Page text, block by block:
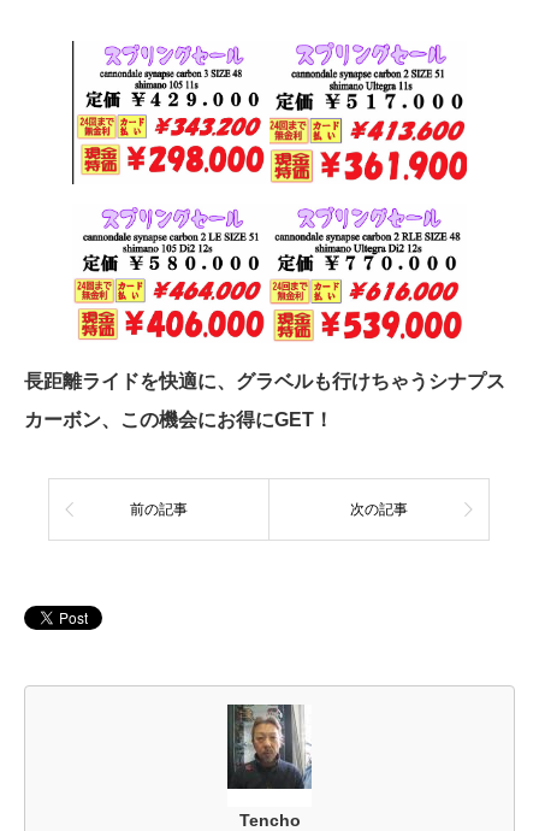
長距離ライドを快適に、グラベルも行けちゃうシナプス
カーボン、この機会にお得にGET！
前の記事 次の記事
Tencho